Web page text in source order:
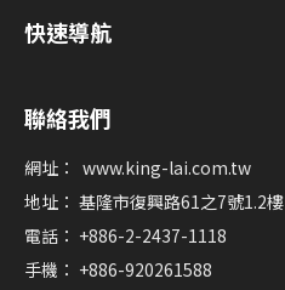
快速導航
聯絡我們
網址： www.king-lai.com.tw
地址： 基隆市復興路61之7號1.2樓
電話： +886-2-2437-1118
手機： +886-920261588